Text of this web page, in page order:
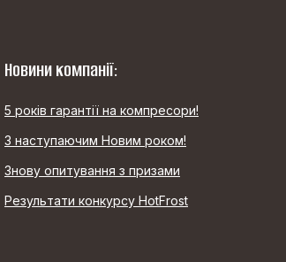
Новини компанії:
5 років гарантії на компресори!
З наступаючим Новим роком!
Знову опитування з призами
Результати конкурсу HotFrost